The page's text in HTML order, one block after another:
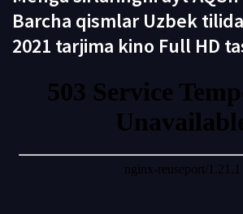
Barcha qismlar Uzbek
2021 tarjima kino Full HD